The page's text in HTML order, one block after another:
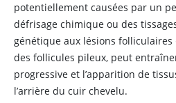
potentiellement causées par un
défrisage chimique ou des
génétique aux lésions folliculaires
des follicules pileux, peut
progressive et l’apparition de
l’arrière du cuir chevelu.